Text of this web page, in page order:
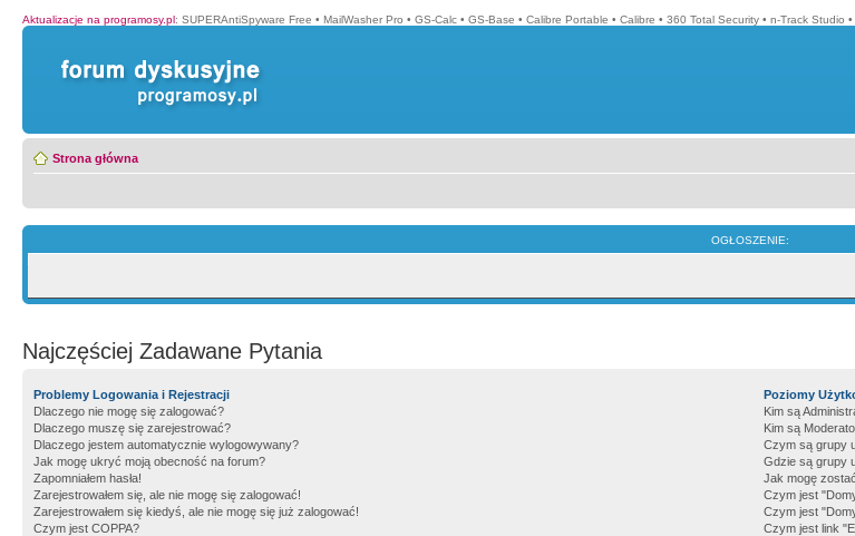
Aktualizacje na programosy.pl: SUPERAntiSpyware Free • MailWasher Pro • GS-Calc • GS-Base • Calibre Portable • Calibre • 360 Total Security • n-Track Studio •
Strona główna
OGŁOSZENIE:
Najczęściej Zadawane Pytania
Problemy Logowania i Rejestracji
Dlaczego nie mogę się zalogować?
Dlaczego muszę się zarejestrować?
Dlaczego jestem automatycznie wylogowywany?
Jak mogę ukryć moją obecność na forum?
Zapomniałem hasła!
Zarejestrowałem się, ale nie mogę się zalogować!
Zarejestrowałem się kiedyś, ale nie mogę się już zalogować!
Czym jest COPPA?
Poziomy
Kim są
Kim są
Czym są grupy
Gdzie są grupy
Jak mogę
Czym jest
Czym jest
Czym jest link